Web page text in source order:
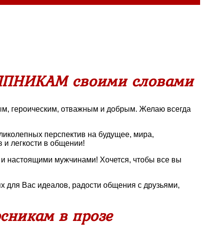
своими словами
героическим, отважным и добрым. Желаю всегда
перспектив на будущее, мира,
легкости в общении!
настоящими мужчинами! Хочется, чтобы все вы
для Вас идеалов, радости общения с друзьями,
в прозе